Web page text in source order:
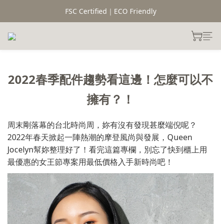
FSC Certified｜ECO Friendly
2022春季配件趨勢看這邊！怎麼可以不
擁有？！
周末剛落幕的台北時尚周，妳有沒有發現甚麼端倪呢？
2022年春天掀起一陣熱潮的摩登風尚與發展， Queen
Jocelyn幫妳整理好了！看完這篇專欄，別忘了快到櫃上用
最優惠的女王節專案用最低價格入手新時尚吧！